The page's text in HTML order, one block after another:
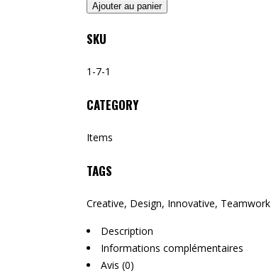
Ajouter au panier
SKU
1-7-1
CATEGORY
Items
TAGS
Creative, Design, Innovative, Teamwork
Description
Informations complémentaires
Avis (0)